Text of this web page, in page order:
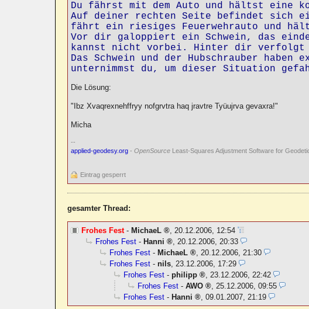
Du fährst mit dem Auto und hältst eine
Auf deiner rechten Seite befindet sich
fährt ein riesiges Feuerwehrauto und
Vor dir galoppiert ein Schwein, das
kannst nicht vorbei. Hinter dir verfolgt
Das Schwein und der Hubschrauber haben
unternimmst du, um dieser Situation
Die Lösung:
"Ibz Xvaqrexnehffryy nofgrvtra haq jravtre Tyüujrva gevaxra!"
Micha
--
applied-geodesy.org -OpenSource Least-Squares Adjustment Software for
Eintrag gesperrt
gesamter Thread:
Frohes Fest- MichaeL ,20.12.2006, 12:54
Frohes Fest - Hanni ,20.12.2006, 20:33
Frohes Fest - MichaeL ,20.12.2006, 21:30
Frohes Fest -nils,23.12.2006, 17:29
Frohes Fest -philipp ,23.12.2006, 22:42
Frohes Fest -AWO ,25.12.2006, 09:55
Frohes Fest - Hanni ,09.01.2007, 21:19